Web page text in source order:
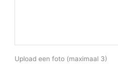
Upload een foto (maximaal 3)